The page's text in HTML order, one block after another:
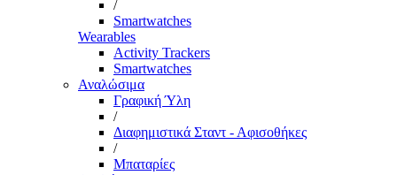
/
Smartwatches
Wearables
Activity Trackers
Smartwatches
Αναλώσιμα
Γραφική Ύλη
/
Διαφημιστικά Σταντ - Αφισοθήκες
/
Μπαταρίες